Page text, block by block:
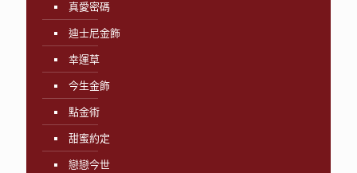
真愛密碼
迪士尼金飾
幸運草
今生金飾
點金術
甜蜜約定
戀戀今世